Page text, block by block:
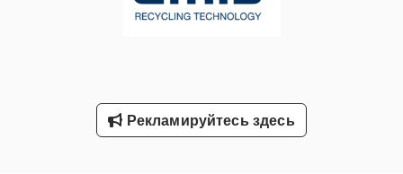
Транспортной Группы
Рекламируйтесь здесь